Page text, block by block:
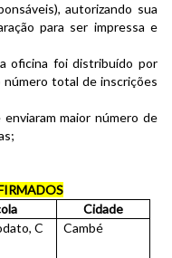
autorizando sua
para ser impressa e
oficina foi distribuído por
número total de inscrições
maior número de
Cidade
C
Cambé